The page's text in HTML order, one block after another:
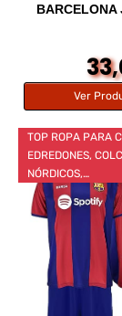
Ver
TOP ROPA PARA
EDREDONES,
NÓRDICOS,…